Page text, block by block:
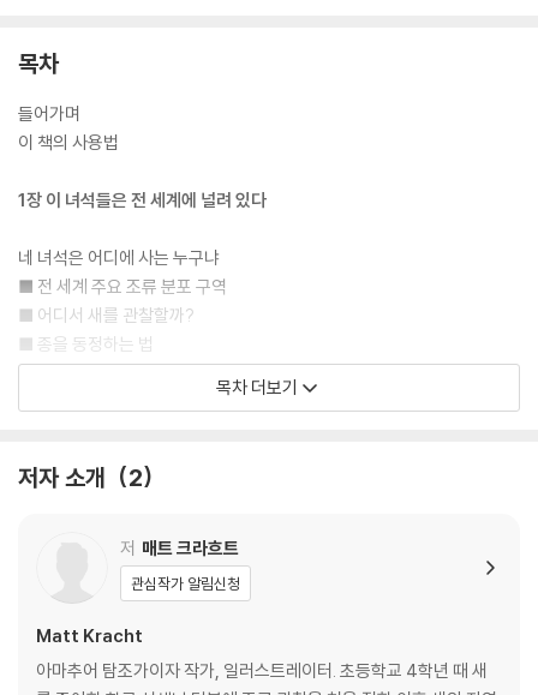
목차
들어가며
이 책의 사용법
1장 이 녀석들은 전 세계에 널려 있다
네 녀석은 어디에 사는 누구냐
■ 전 세계 주요 조류 분포 구역
■ 어디서 새를 관찰할까?
■ 종을 동정하는 법
뒷마당의 꼴통들
관심병 걸린 새들
망할 딱따구리 녀석들
물가의 멍청이들과 꺽다리들
살상 기계들
3장 역사 속의 새들
목차 더보기
저자 소개 2
저 매트 크라흐트
관심작가 알림신청
Matt Kracht
아마추어 탐조가이자 작가, 일러스트레이터. 초등학교 4학년 때 새